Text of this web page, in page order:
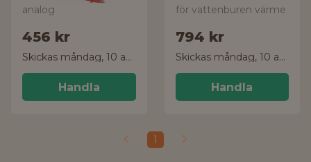
analog
456 kr
Skickas måndag, 10 aug.
Handla
för vattenburen värme
794 kr
Skickas måndag, 10 aug.
Handla
1